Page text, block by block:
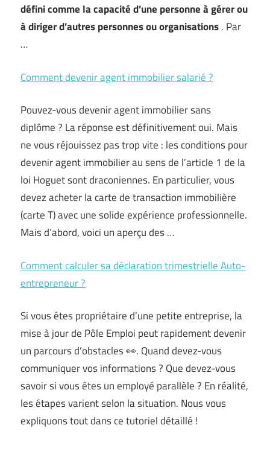
défini comme la capacité d’une personne à gérer ou
à diriger d’autres personnes ou organisations. Par
…
Comment devenir agent immobilier salarié ?
Pouvez-vous devenir agent immobilier sans
diplôme ? La réponse est définitivement oui. Mais
ne vous réjouissez pas trop vite : les conditions pour
devenir agent immobilier au sens de l’article 1 de la
loi Hoguet sont draconiennes. En particulier, vous
devez acheter la carte de transaction immobilière
(carte T) avec une solide expérience professionnelle.
Mais d’abord, voici un aperçu des …
Comment calculer sa déclaration trimestrielle Auto-
entrepreneur ?
Si vous êtes propriétaire d’une petite entreprise, la
mise à jour de Pôle Emploi peut rapidement devenir
un parcours d’obstacles 👀. Quand devez-vous
communiquer vos informations ? Que devez-vous
savoir si vous êtes un employé parallèle ? En réalité,
les étapes varient selon la situation. Nous vous
expliquons tout dans ce tutoriel détaillé !